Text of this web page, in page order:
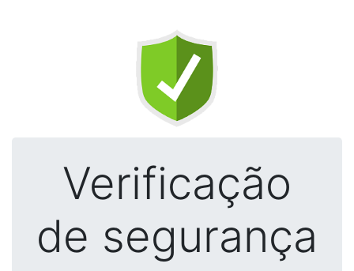
Verificação
de segurança